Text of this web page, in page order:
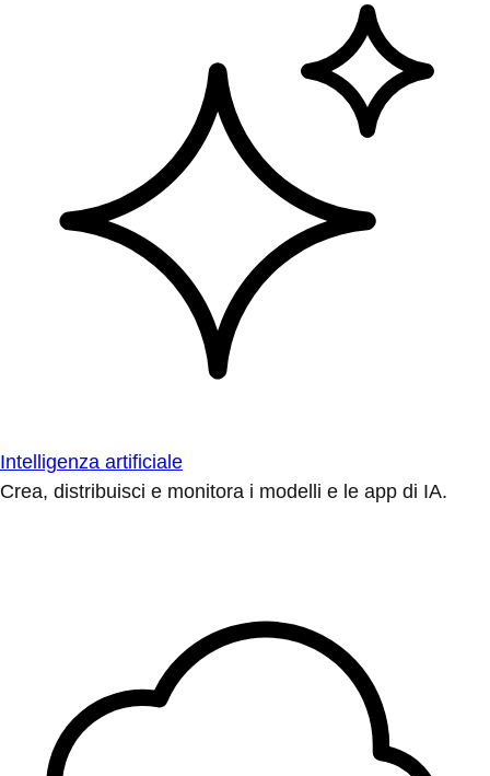
Intelligenza artificiale
Crea, distribuisci e monitora i modelli e le app di IA.